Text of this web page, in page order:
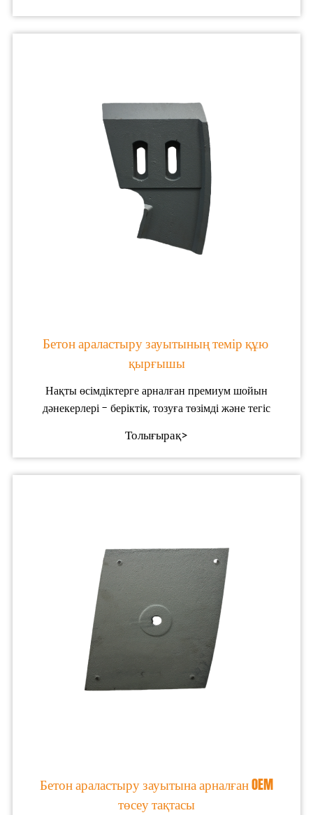
Бетон араластыру зауытының темір құю ​​
қырғышы
Нақты өсімдіктерге арналған премиум шойын
дәнекерлері - беріктік, тозуға төзімді және тегіс
Толығырақ>
Бетон араластыру зауытына арналған OEM
төсеу тақтасы